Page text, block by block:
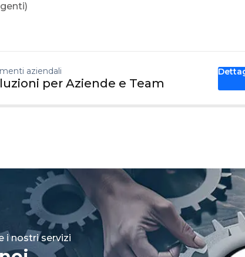
aziendali
per Aziende e Team
i nostri servizi